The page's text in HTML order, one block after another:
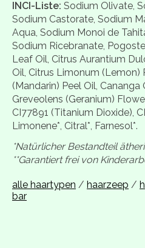
INCI-Liste: Sodium Olivate,
Sodium Castorate, Sodium
Aqua, Sodium Monoi de
Sodium Ricebranate,
Leaf Oil, Citrus Aurantium
Oil, Citrus Limonum (Lemon)
(Mandarin) Peel Oil,
Greveolens (Geranium)
CI77891 (Titanium Dioxide),
Limonene*, Citral*, Farnesol*.
*Natürlicher Bestandteil
**Garantiert frei von
alle haartypen / haarzeep /
bar